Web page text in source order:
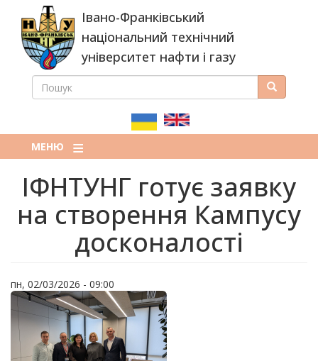
основного
вмісту
Івано-Франківський
національний технічний
університет нафти і газу
ПОШУКОВА
ПОШУК Пошук
МЕНЮ
ІФНТУНГ готує заявку
на створення Кампусу
досконалості
пн, 02/03/2026 - 09:00